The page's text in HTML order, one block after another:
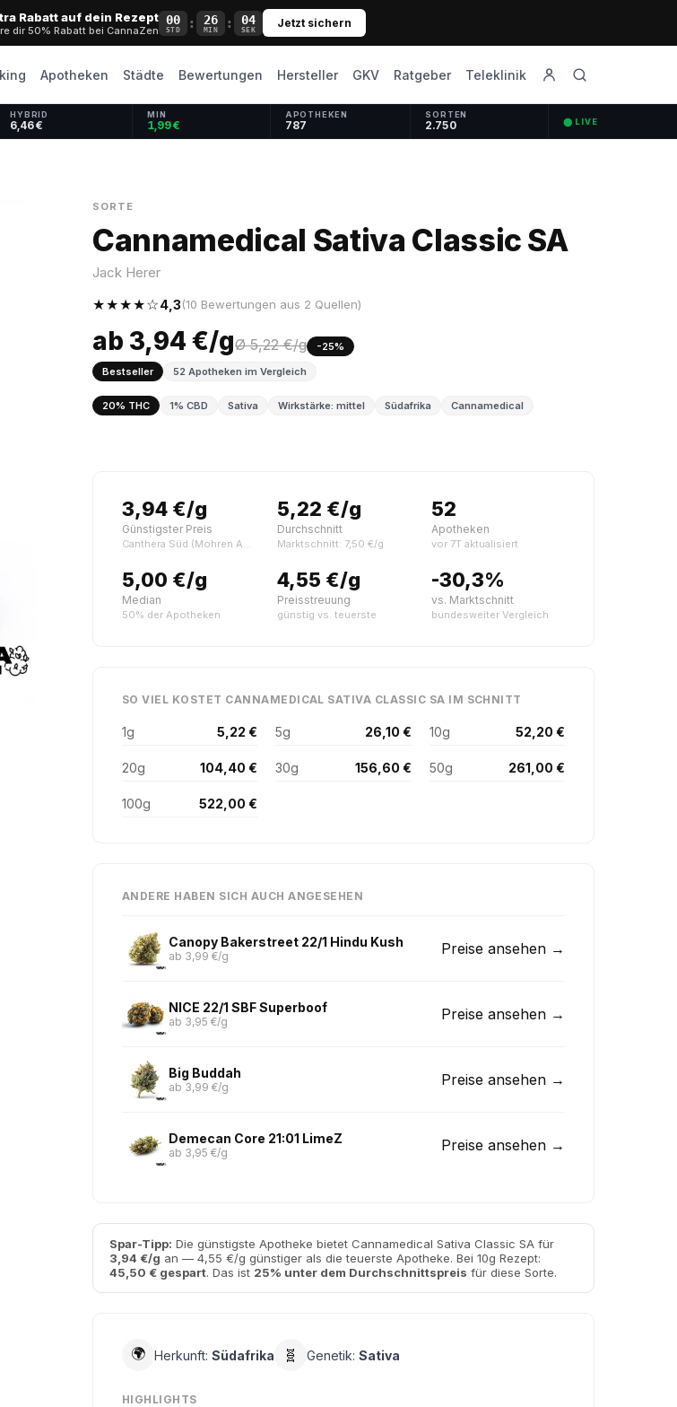
Rabatt auf dein Rezept
dir 50% Rabatt bei CannaZen
00
STD : 26
MIN : 03
SEK Jetzt sichern
Apotheken Städte Bewertungen Hersteller GKV Ratgeber Teleklinik
HYBRID
6,46 €
MIN
1,99 €
APOTHEKEN
787
SORTEN
2.750 ⬤ LIVE
SORTE
Cannamedical Sativa Classic SA
Jack Herer
★★★★☆4,3(10 Bewertungen aus 2 Quellen)
ab 3,94 €/gØ 5,22 €/g
-25%
Bestseller
52 Apotheken im Vergleich
20% THC 1% CBD Sativa Wirkstärke: mittel Südafrika Cannamedical
3,94 €/g
Günstigster Preis
Canthera Süd (Mohren Apotheke, Nürnberg)
5,22 €/g
Durchschnitt
Marktschnitt: 7,50 €/g
52
Apotheken
vor 7T aktualisiert
5,00 €/g
Median
50% der Apotheken
4,55 €/g
Preisstreuung
günstig vs. teuerste
-30,3%
vs. Marktschnitt
bundesweiter Vergleich
SO VIEL KOSTET CANNAMEDICAL SATIVA CLASSIC SA IM SCHNITT
1g 5,22 € 5g 26,10 € 10g 52,20 €
20g 104,40 € 30g 156,60 € 50g 261,00 €
100g 522,00 €
ANDERE HABEN SICH AUCH ANGESEHEN
Canopy Bakerstreet 22/1 Hindu Kush
ab 3,99 €/g Preise ansehen →
NICE 22/1 SBF Superboof
ab 3,95 €/g Preise ansehen →
Big Buddah
ab 3,99 €/g Preise ansehen →
Demecan Core 21:01 LimeZ
ab 3,95 €/g Preise ansehen →
Spar-Tipp: Die günstigste Apotheke bietet Cannamedical Sativa Classic SA für
3,94 €/g an — 4,55 €/g günstiger als die teuerste Apotheke. Bei 10g Rezept:
45,50 € gespart. Das ist 25% unter dem Durchschnittspreis für diese Sorte.
🌍 Herkunft: Südafrika 🧬 Genetik: Sativa
HIGHLIGHTS